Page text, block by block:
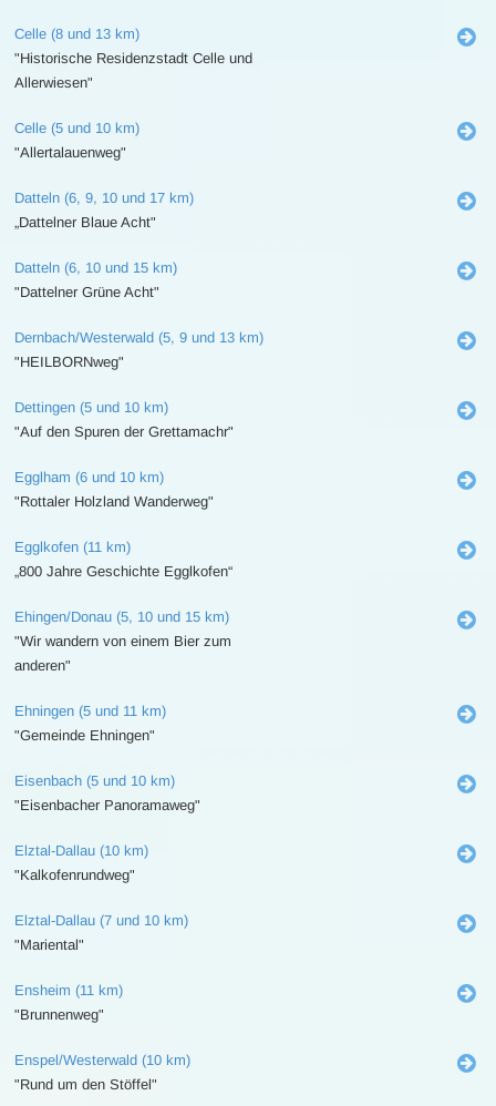
Celle (8 und 13 km)
"Historische Residenzstadt Celle und
Allerwiesen"
Celle (5 und 10 km)
"Allertalauenweg"
Datteln (6, 9, 10 und 17 km)
„Dattelner Blaue Acht"
Datteln (6, 10 und 15 km)
"Dattelner Grüne Acht"
Dernbach/Westerwald (5, 9 und 13 km)
"HEILBORNweg"
Dettingen (5 und 10 km)
"Auf den Spuren der Grettamachr"
Egglham (6 und 10 km)
"Rottaler Holzland Wanderweg"
Egglkofen (11 km)
„800 Jahre Geschichte Egglkofen“
Ehingen/Donau (5, 10 und 15 km)
"Wir wandern von einem Bier zum
anderen"
Ehningen (5 und 11 km)
"Gemeinde Ehningen"
Eisenbach (5 und 10 km)
"Eisenbacher Panoramaweg"
Elztal-Dallau (10 km)
"Kalkofenrundweg"
Elztal-Dallau (7 und 10 km)
"Mariental"
Ensheim (11 km)
"Brunnenweg"
Enspel/Westerwald (10 km)
"Rund um den Stöffel"